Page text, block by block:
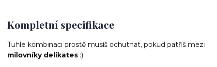
Kompletní specifikace
Tuhle kombinaci prostě musíš ochutnat, pokud patříš mezi
milovníky delikates :)